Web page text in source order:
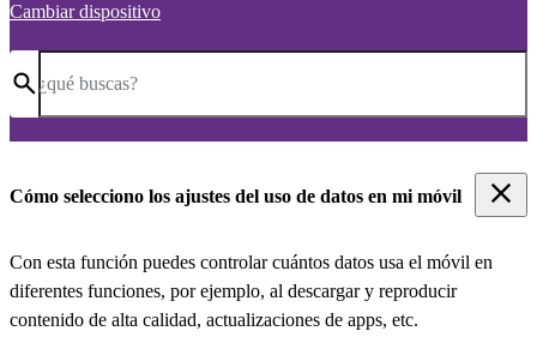
Cambiar dispositivo
¿qué buscas?
Cómo selecciono los ajustes del uso de datos en mi móvil
Con esta función puedes controlar cuántos datos usa el móvil en
diferentes funciones, por ejemplo, al descargar y reproducir
contenido de alta calidad, actualizaciones de apps, etc.